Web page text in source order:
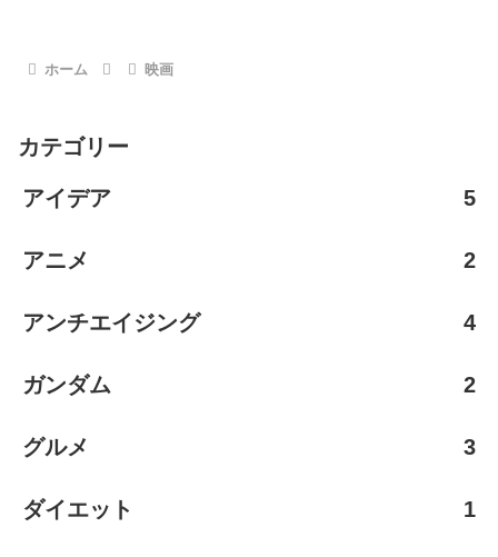
ホーム 映画
カテゴリー
アイデア 5
アニメ 2
アンチエイジング 4
ガンダム 2
グルメ 3
ダイエット 1